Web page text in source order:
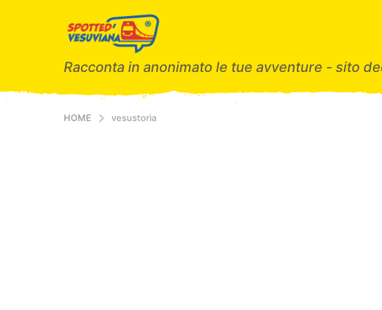
Racconta in anonimato le tue avventure - sito
HOME vesustoria